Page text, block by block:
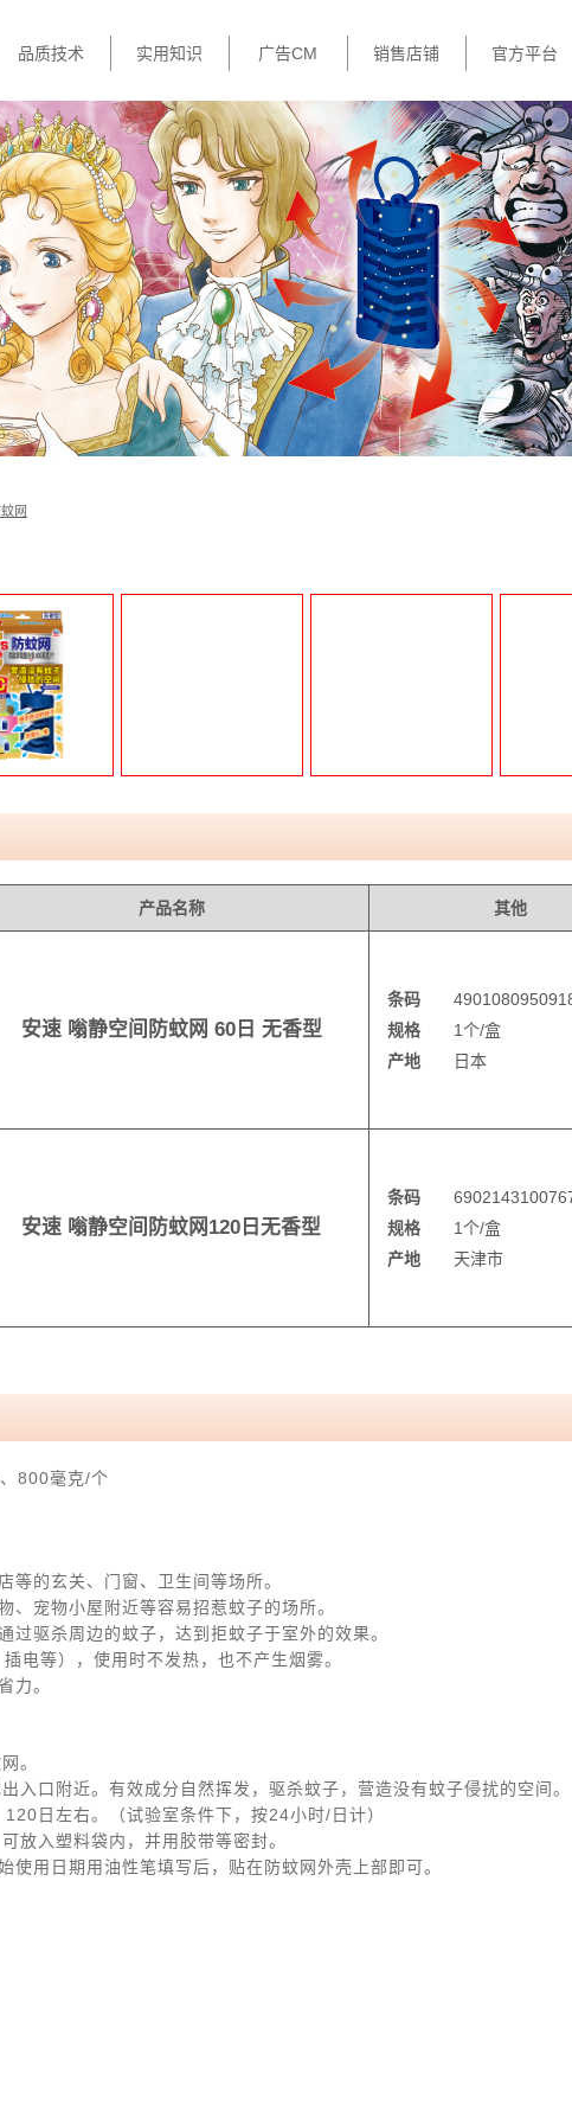
品质技术 实用知识 广告CM 销售店铺 官方平台
网
产品名称 其他
安速 嗡静空间防蚊网 60日 无香型
条码
规格
1个/盒
产地
日本
安速 嗡静空间防蚊网120日无香型
条码
规格
1个/盒
产地
天津市
800毫克/个
等的玄关、门窗、卫生间等场所。
、宠物小屋附近等容易招惹蚊子的场所。
过驱杀周边的蚊子，达到拒蚊子于室外的效果。
电等），使用时不发热，也不产生烟雾。
力。
。
入口附近。有效成分自然挥发，驱杀蚊子，营造没有蚊子侵扰的空间。
日左右。（试验室条件下，按24小时/日计）
放入塑料袋内，并用胶带等密封。
用日期用油性笔填写后，贴在防蚊网外壳上部即可。